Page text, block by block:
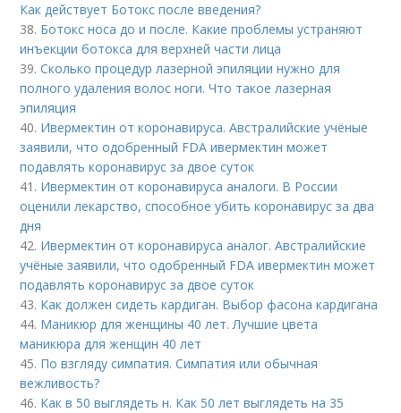
Как действует Ботокс после введения?
38. Ботокс носа до и после. Какие проблемы устраняют
инъекции ботокса для верхней части лица
39.Сколько процедур лазерной эпиляции нужно для
полного удаления волос ноги. Что такое лазерная
эпиляция
40. Ивермектин от коронавируса. Австралийские учёные
заявили, что одобренный FDA ивермектин может
подавлять коронавирус за двое суток
41. Ивермектин от коронавируса аналоги. В России
оценили лекарство, способное убить коронавирус за два
дня
42. Ивермектин от коронавируса аналог. Австралийские
учёные заявили, что одобренный FDA ивермектин может
подавлять коронавирус за двое суток
43. Как должен сидеть кардиган. Выбор фасона кардигана
44. Маникюр для женщины 40 лет. Лучшие цвета
маникюра для женщин 40 лет
45. По взгляду симпатия. Симпатия или обычная
вежливость?
46. Как в 50 выглядеть н. Как 50 лет выглядеть на 35